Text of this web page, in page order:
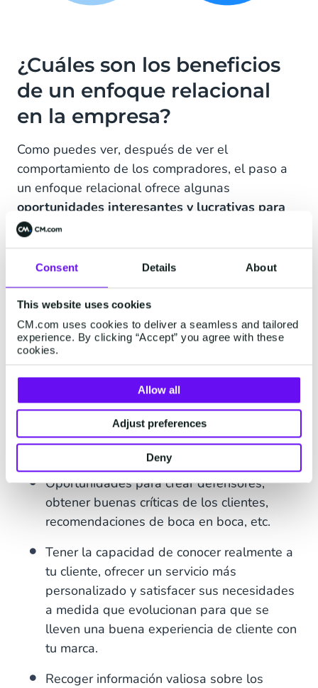
Consent Details About
This website uses cookies
CM.com uses cookies to deliver a seamless and tailored
experience. By clicking “Accept” you agree with these
cookies.
Allow all
Adjust preferences
Deny
¿Cuáles son los beneficios
de un enfoque relacional
en la empresa?
Como puedes ver, después de ver el
comportamiento de los compradores, el paso a
un enfoque relacional ofrece algunas
oportunidades interesantes y lucrativas para
las marcas,
sectores retail y ecommerce. Estas son algunas
de las principales ventajas:
competidores y beneficiarte del mayor valor
de por vida de cada cliente, incluidas las
oportunidades de ventas cruzadas y venta
Un negocio relacional ofrece un mejor
servicio al cliente.
Mayor retención y fidelización de clientes.
Oportunidades para crear defensores,
obtener buenas críticas de los clientes,
recomendaciones de boca en boca, etc.
Tener la capacidad de conocer realmente a
tu cliente, ofrecer un servicio más
personalizado y satisfacer sus necesidades
a medida que evolucionan para que se
lleven una buena experiencia de cliente con
tu marca.
Recoger información valiosa sobre los